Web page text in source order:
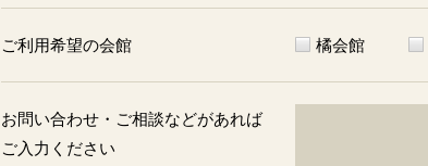
ご利用希望の会館 橘会館
お問い合わせ・ご相談などがあれば
ご入力ください